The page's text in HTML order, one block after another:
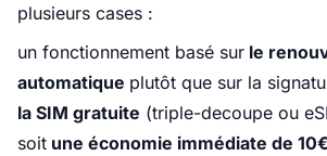
plusieurs cases :
un fonctionnement basé sur le
automatique plutôt que sur la
la SIM gratuite (triple-decoupe ou
soit une économie immédiate de 10€